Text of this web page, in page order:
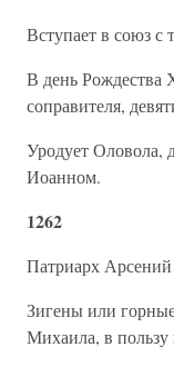
Вступает в союз с
В день Рождества
соправителя,
Уродует Оловола,
Иоанном.
1262
Патриарх Арсений
Зигены или
Михаила, в пользу